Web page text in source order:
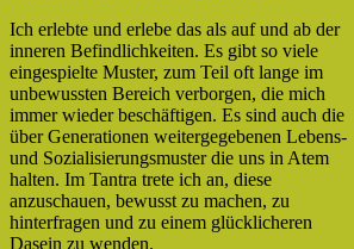
Ich erlebte und erlebe das als auf und ab der
inneren Befindlichkeiten. Es gibt so viele
eingespielte Muster, zum Teil oft lange im
unbewussten Bereich verborgen, die mich
immer wieder beschäftigen. Es sind auch die
über Generationen weitergegebenen Lebens-
und Sozialisierungsmuster die uns in Atem
halten. Im Tantra trete ich an, diese
anzuschauen, bewusst zu machen, zu
hinterfragen und zu einem glücklicheren
Dasein zu wenden.